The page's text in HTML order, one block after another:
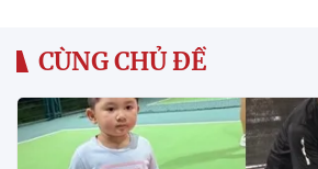
CÙNG CHỦ ĐỀ